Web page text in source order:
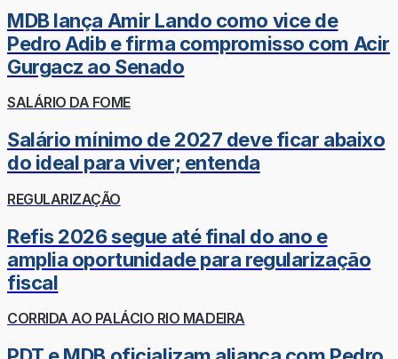
MDB lança Amir Lando como vice de
Pedro Adib e firma compromisso com Acir
Gurgacz ao Senado
SALÁRIO DA FOME
Salário mínimo de 2027 deve ficar abaixo
do ideal para viver; entenda
REGULARIZAÇÃO
Refis 2026 segue até final do ano e
amplia oportunidade para regularização
fiscal
CORRIDA AO PALÁCIO RIO MADEIRA